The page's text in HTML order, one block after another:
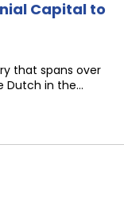
Capital to
that spans over
Dutch in the…